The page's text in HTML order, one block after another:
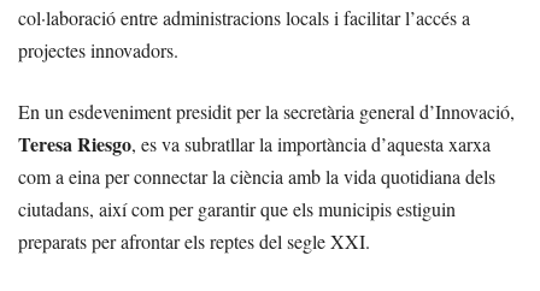
col·laboració entre administracions locals i facilitar l’accés a
projectes innovadors.
En un esdeveniment presidit per la secretària general d’Innovació,
Teresa Riesgo, es va subratllar la importància d’aquesta xarxa
com a eina per connectar la ciència amb la vida quotidiana dels
ciutadans, així com per garantir que els municipis estiguin
preparats per afrontar els reptes del segle XXI.